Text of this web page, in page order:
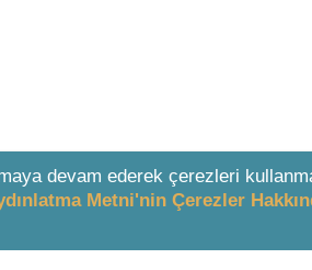
devam ederek çerezleri
Metni'nin Çerezler